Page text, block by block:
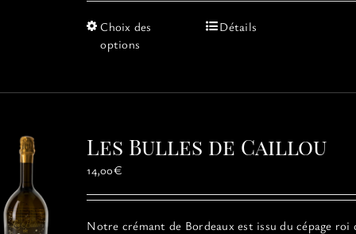
Choix des
options
Ce
variations.
peuvent
sur
la
Détails
Les Bulles de Caillou
14,00€
Notre crémant de Bordeaux est issu du cépage roi